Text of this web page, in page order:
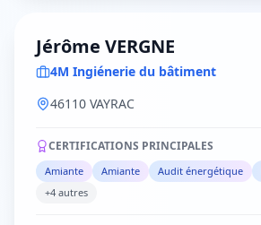
Jérôme VERGNE
4M Ingiénerie du bâtiment
46110 VAYRAC
CERTIFICATIONS PRINCIPALES
Amiante Amiante Audit énergétique
+4 autres